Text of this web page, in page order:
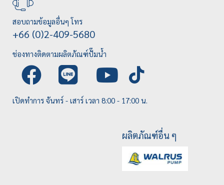
สอบถามข้อมูลอื่นๆ โทร
+66 (0)2-409-5680
ช่องทางติดตามผลิตภัณฑ์ปั๊มน้ำ
เปิดทำการ จันทร์ - เสาร์ เวลา 8:00 - 17:00 น.
ผลิตภัณฑ์อื่น ๆ